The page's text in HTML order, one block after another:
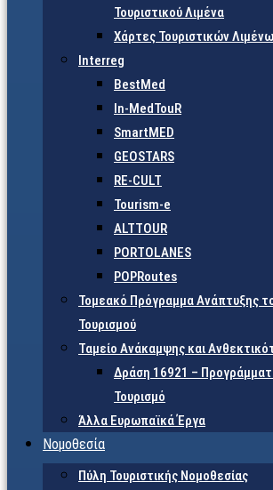
Τουριστικού Λιμένα
Χάρτες Τουριστικών
Interreg
BestMed
In-MedTouR
SmartMED
GEOSTARS
RE-CULT
Tourism-e
ALTTOUR
PORTOLANES
POPRoutes
Τομεακό Πρόγραμμα Ανάπτυξης
Τουρισμού
Ταμείο Ανάκαμψης και
Δράση 16921 –
Τουρισμό
Άλλα Ευρωπαϊκά Έργα
Νομοθεσία
Πύλη Τουριστικής Νομοθεσίας